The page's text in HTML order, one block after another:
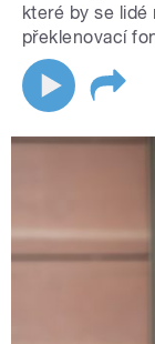
které by se lidé
překlenovací